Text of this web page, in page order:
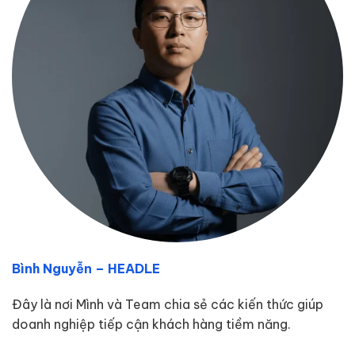
Bình Nguyễn – HEADLE
Đây là nơi Mình và Team chia sẻ các kiến thức giúp
doanh nghiệp tiếp cận khách hàng tiềm năng.